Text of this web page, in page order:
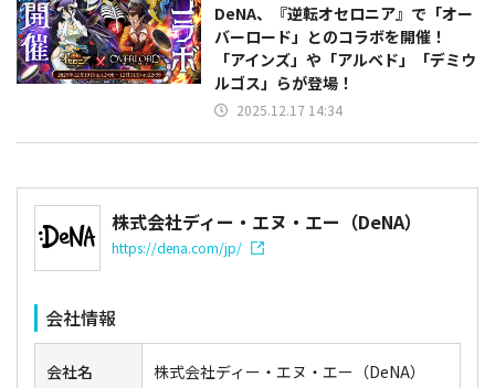
DeNA、『逆転オセロニア』で「オー
バーロード」とのコラボを開催！
「アインズ」や「アルベド」「デミウ
ルゴス」らが登場！
2025.12.17 14:34
株式会社ディー・エヌ・エー（DeNA）
https://dena.com/jp/
会社情報
会社名 株式会社ディー・エヌ・エー（DeNA）